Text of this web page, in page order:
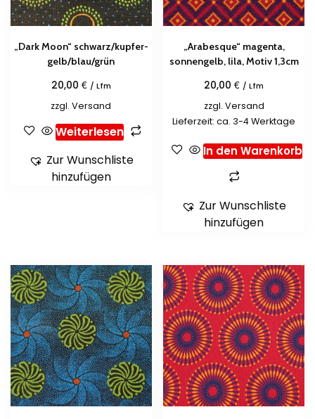
„Dark Moon“ schwarz/kupfer-
gelb/blau/grün
20,00 € / Lfm
zzgl.Versand
Weiterlesen
Zur Wunschliste
hinzufügen
„Arabesque“ magenta,
sonnengelb, lila, Motiv 1,3cm
20,00€ / Lfm
zzgl. Versand
Lieferzeit: ca. 3-4 Werktage
In den Warenkorb
Zur Wunschliste
hinzufügen